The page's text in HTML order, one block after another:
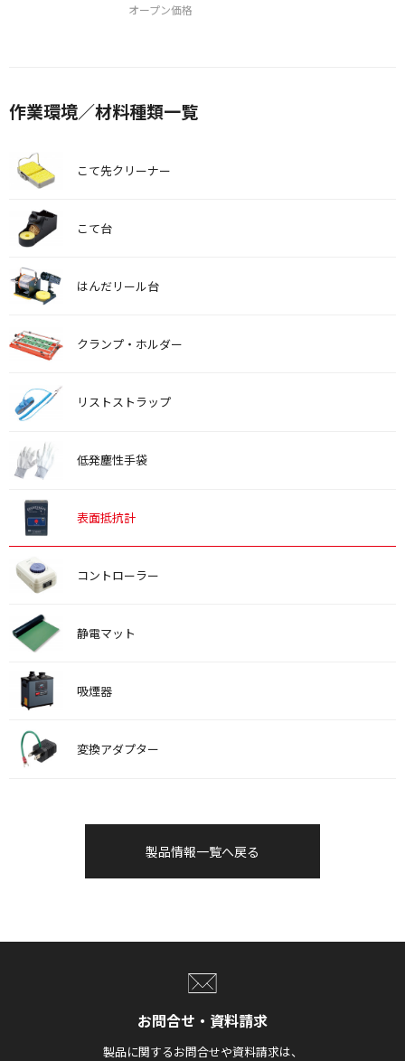
オープン価格
作業環境／材料種類一覧
こて先クリーナー
こて台
はんだリール台
クランプ・ホルダー
リストストラップ
低発塵性手袋
表面抵抗計
コントローラー
静電マット
吸煙器
変換アダプター
製品情報一覧へ戻る
お問合せ・資料請求
製品に関するお問合せや資料請求は、